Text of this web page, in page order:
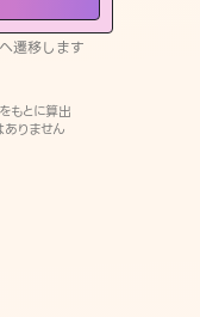
遷移します
もとに算出
りません